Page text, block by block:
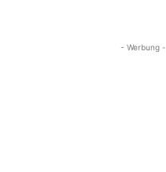
- Werbung -